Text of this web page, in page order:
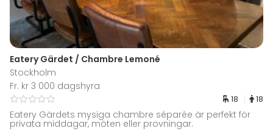
Eatery Gärdet / Chambre Lemoné
Stockholm
Fr. kr 3 000 dagshyra
18 18
Eatery Gärdets mysiga chambre séparée är perfekt för
privata middagar, möten eller provningar.